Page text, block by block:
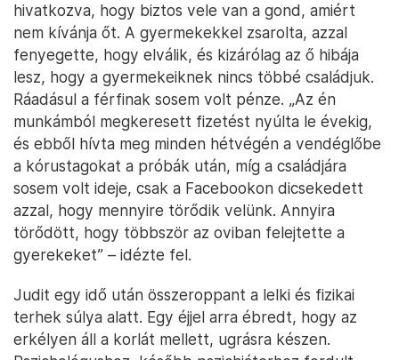
hivatkozva, hogy biztos vele van a gond, amiért
nem kívánja őt. A gyermekekkel zsarolta, azzal
fenyegette, hogy elválik, és kizárólag az ő hibája
lesz, hogy a gyermekeiknek nincs többé családjuk.
Ráadásul a férfinak sosem volt pénze. „Az én
munkámból megkeresett fizetést nyúlta le évekig,
és ebből hívta meg minden hétvégén a vendéglőbe
a kórustagokat a próbák után, míg a családjára
sosem volt ideje, csak a Facebookon dicsekedett
azzal, hogy mennyire törődik velünk. Annyira
törődött, hogy többször az oviban felejtette a
gyerekeket” – idézte fel.
Judit egy idő után összeroppant a lelki és fizikai
terhek súlya alatt. Egy éjjel arra ébredt, hogy az
erkélyen áll a korlát mellett, ugrásra készen.